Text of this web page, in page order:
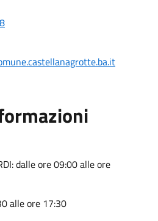
dalle ore 09:00 alle ore
alle ore 17:30